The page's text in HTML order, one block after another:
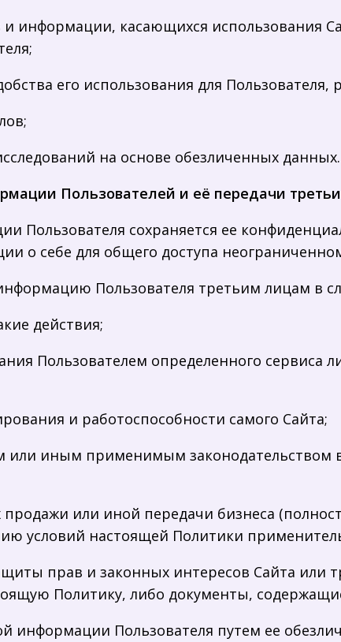
информации, касающихся использования
его использования для Пользователя,
на основе обезличенных данных.
Пользователей и её передачи
Пользователя сохраняется ее
о себе для общего доступа
Пользователя третьим лицам в
действия;
Пользователем определенного сервиса
и работоспособности самого Сайта;
или иным применимым законодательством
продажи или иной передачи бизнеса
условий настоящей Политики
прав и законных интересов Сайта или
Политику, либо документы,
информации Пользователя путем ее